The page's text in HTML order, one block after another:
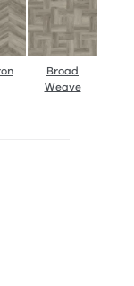
Broad
Weave